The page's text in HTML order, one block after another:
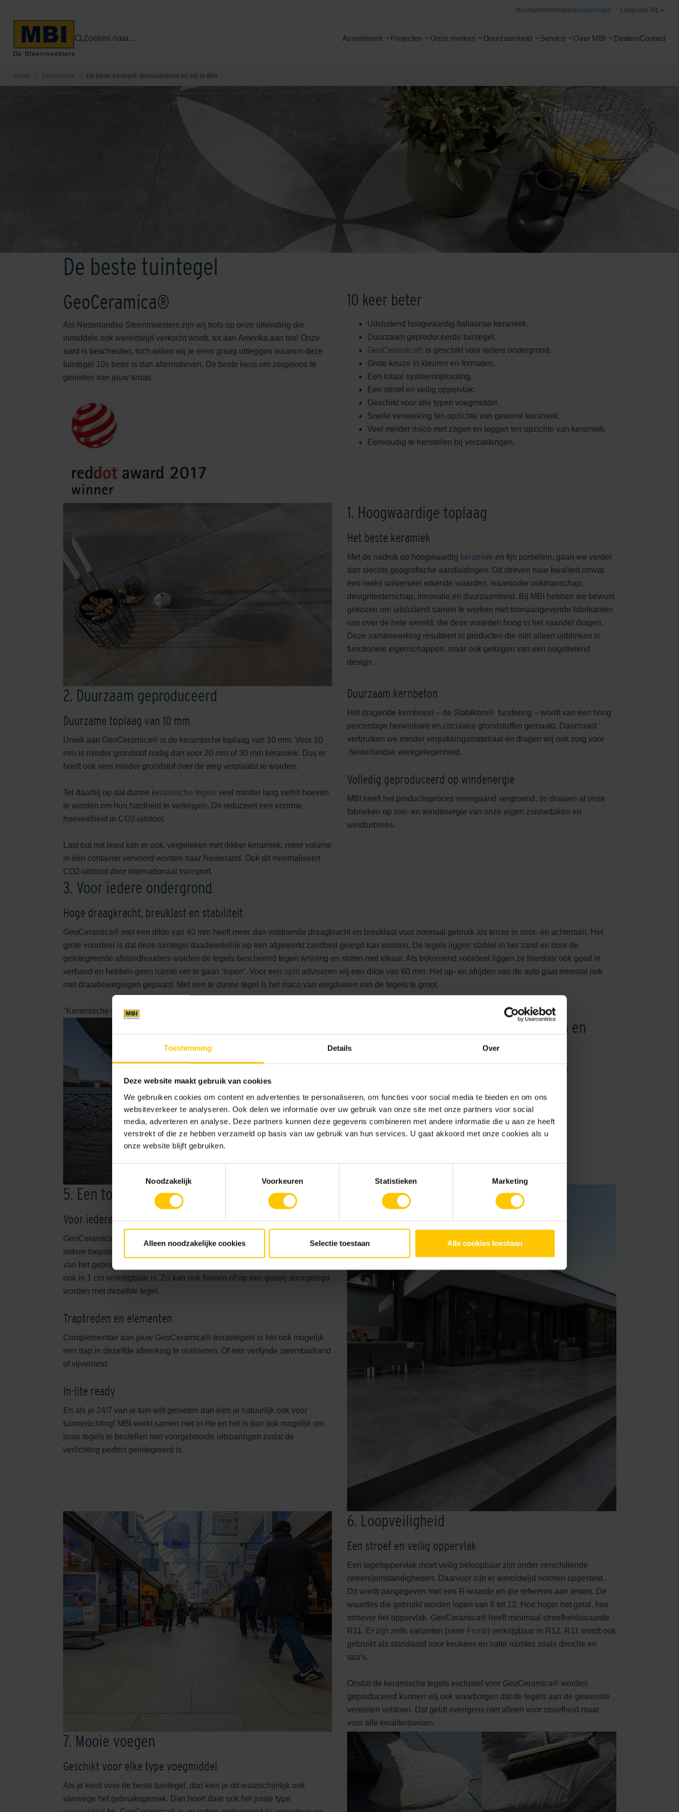
Toestemming Details Over
Deze website maakt gebruik van cookies
We gebruiken cookies om content en advertenties te personaliseren, om functies voor social media te bieden en om ons
websiteverkeer te analyseren. Ook delen we informatie over uw gebruik van onze site met onze partners voor social
media, adverteren en analyse. Deze partners kunnen deze gegevens combineren met andere informatie die u aan ze heeft
verstrekt of die ze hebben verzameld op basis van uw gebruik van hun services. U gaat akkoord met onze cookies als u
onze website blijft gebruiken.
Noodzakelijk
Voorkeuren Statistieken Marketing
Alleen noodzakelijke cookies Selectie toestaan Alle cookies toestaan
Brochures KennisbankDealerlogin Language:NL
Zoeken naar… Assortiment Projecten Onze merken Duurzaamheid Service Over MBI DealersContact
Home / Kennisbank / De beste tuintegel: duurzaamheid en stijl in één
De beste tuintegel
GeoCeramica®
Als Nederlandse Steenmeesters zijn wij trots op onze uitvinding die
inmiddels ook wereldwijd verkocht wordt, tot aan Amerika aan toe! Onze
aard is bescheiden, toch willen wij je eens graag uitleggen waarom deze
tuintegel 10x beter is dan alternatieven. De beste keus om zorgeloos te
genieten van jouw terras.
10 keer beter
Uitsluitend hoogwaardig Italiaanse keramiek.
Duurzaam geproduceerde tuintegel.
GeoCeramica® is geschikt voor iedere ondergrond.
Grote keuze in kleuren en formaten.
Een totaal systeemoplossing.
Een stroef en veilig oppervlak.
Geschikt voor alle typen voegmiddel.
Snelle verwerking ten opzichte van gewone keramiek.
Veel minder risico met zagen en leggen ten opzichte van keramiek.
Eenvoudig te herstellen bij verzakkingen.
1. Hoogwaardige toplaag
Het beste keramiek
Met de nadruk op hoogwaardig keramiek en fijn porselein, gaan we verder
dan slechts geografische aanduidingen. Dit streven naar kwaliteit omvat
een reeks universeel erkende waarden, waaronder vakmanschap,
designleiderschap, innovatie en duurzaamheid. Bij MBI hebben we bewust
gekozen om uitsluitend samen te werken met toonaangevende fabrikanten
van over de hele wereld, die deze waarden hoog in het vaandel dragen.
Deze samenwerking resulteert in producten die niet alleen uitblinken in
functionele eigenschappen, maar ook getuigen van een oogstrelend
design.
2. Duurzaam geproduceerd
Duurzame toplaag van 10 mm
Uniek aan GeoCeramica® is de keramische toplaag van 10 mm. Voor 10
mm is minder grondstof nodig dan voor 20 mm of 30 mm keramiek. Dus er
hoeft ook veel minder grondstof over de weg verplaatst te worden.
Tel daarbij op dat dunne keramische tegels veel minder lang verhit hoeven
te worden om hun hardheid te verkrijgen. Dit reduceert een enorme
hoeveelheid in CO2-uitstoot.
Last but not least kan er ook, vergeleken met dikker keramiek, meer volume
in één container vervoerd worden naar Nederland. Ook dit minimaliseert
CO2-uitstoot door internationaal transport.
Duurzaam kernbeton
Het dragende kernbeton – de Stabikorn® fundering – wordt van een hoog
percentage herwinbare en circulaire grondstoffen gemaakt. Daarnaast
verbruiken we minder verpakkingsmateriaal én dragen wij ook zorg voor
Nederlandse werkgelegenheid.
Volledig geproduceerd op windenergie
MBI heeft het productieproces verregaand vergroend, zo draaien al onze
fabrieken op zon- en windenergie van onze eigen zonnedaken en
windturbines.
3. Voor iedere ondergrond
Hoge draagkracht, breuklast en stabiliteit
GeoCeramica® met een dikte van 40 mm heeft meer dan voldoende draagkracht en breuklast voor normaal gebruik als terras in voor- en achtertuin. Het
grote voordeel is dat deze tuintegel daadwerkelijk op een afgewerkt zandbed gelegd kan worden. De tegels liggen stabiel in het zand en door de
geïntegreerde afstandhouders worden de tegels beschermd tegen wrijving en stoten met elkaar. Als bijkomend voordeel liggen ze hierdoor ook goed in
verband en hebben geen ruimte om te gaan ‘lopen’. Voor een opritadviseren wij een dikte van 60 mm. Het op- en afrijden van de auto gaat meestal ook
met draaibewegingen gepaard. Met een te dunne tegel is het risico van wegduwen van de tegels te groot.
"Keramische tuintegel met geïntegreerde fundering"
4. Zeer grote keuze in designs, kleuren en
formaten
Beton - natuursteen - staal - hout - quartz - marmer - decoratief
Bekijk de collectie
5. Een totaal systeem
Voor iedere toepassing
GeoCeramica® is verkrijgbaar in verschillende diktes (4/6/8 cm). Voor
iedere toepassing bieden wij de juiste oplossing. De dikte is afhankelijk
van het gebruik en de dagelijkse belasting. Heel erg leuk is dat de tegel
ook in 1 cm verkrijgbaar is. Zo kan ook binnen of op een galerij doorgelegd
worden met dezelfde tegel.
Traptreden en elementen
Complementair aan jouw GeoCeramica® terrastegels is het ook mogelijk
een trap in dezelfde afwerking te realiseren. Of een verfijnde zwembadrand
of vijverrand.
In-lite ready
En als je 24/7 van je tuin wilt genieten dan kies je natuurlijk ook voor
tuinverlichting! MBI werkt samen met in-lite en het is dan ook mogelijk om
jouw tegels te bestellen met voorgeboorde uitsparingen zodat de
verlichting perfect geïntegreerd is.
6. Loopveiligheid
Een stroef en veilig oppervlak
Een tegeloppervlak moet veilig beloopbaar zijn onder verschillende
(weers)omstandigheden. Daarvoor zijn er wereldwijd normen opgesteld.
Dit wordt aangegeven met een R-waarde en die refereren aan testen. De
waardes die gebruikt worden lopen van 8 tot 12. Hoe hoger het getal, hoe
stroever het oppervlak. GeoCeramica® heeft minimaal stroefheidswaarde
R11. Er zijn zelfs varianten (serie Fiordi) verkrijgbaar in R12. R11 wordt ook
gebruikt als standaard voor keukens en natte ruimtes zoals douche en
spa’s.
Omdat de keramische tegels exclusief voor GeoCeramica® worden
geproduceerd kunnen wij ook waarborgen dat de tegels aan de gewenste
vereisten voldoen. Dat geldt overigens niet alleen voor stroefheid maar
voor alle kwaliteitseisen.
7. Mooie voegen
Geschikt voor elke type voegmiddel
Als je kiest voor de beste tuintegel, dan kies je dit waarschijnlijk ook
vanwege het gebruiksgemak. Dan hoort daar ook het juiste type